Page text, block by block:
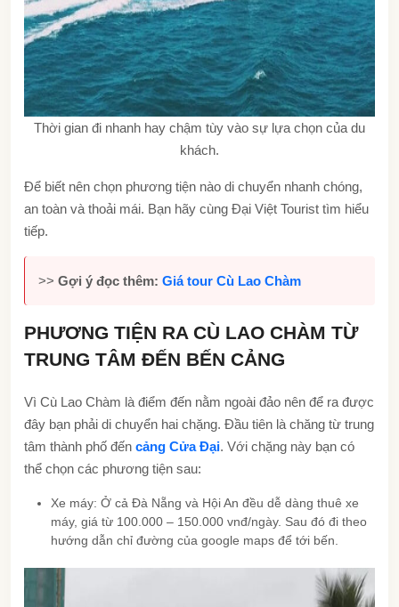
Thời gian đi nhanh hay chậm tùy vào sự lựa chọn của du
khách.
Để biết nên chọn phương tiện nào di chuyển nhanh chóng,
an toàn và thoải mái. Bạn hãy cùng Đại Việt Tourist tìm hiểu
tiếp.
>> Gợi ý đọc thêm: Giá tour Cù Lao Chàm
PHƯƠNG TIỆN RA CÙ LAO CHÀM TỪ
TRUNG TÂM ĐẾN BẾN CẢNG
Vì Cù Lao Chàm là điểm đến nằm ngoài đảo nên để ra được
đây bạn phải di chuyển hai chặng. Đầu tiên là chăng từ trung
tâm thành phố đến cảng Cửa Đại. Với chặng này bạn có
thể chọn các phương tiện sau:
Xe máy: Ở cả Đà Nẵng và Hội An đều dễ dàng thuê xe
máy, giá từ 100.000 – 150.000 vnđ/ngày. Sau đó đi theo
hướng dẫn chỉ đường của google maps để tới bến.